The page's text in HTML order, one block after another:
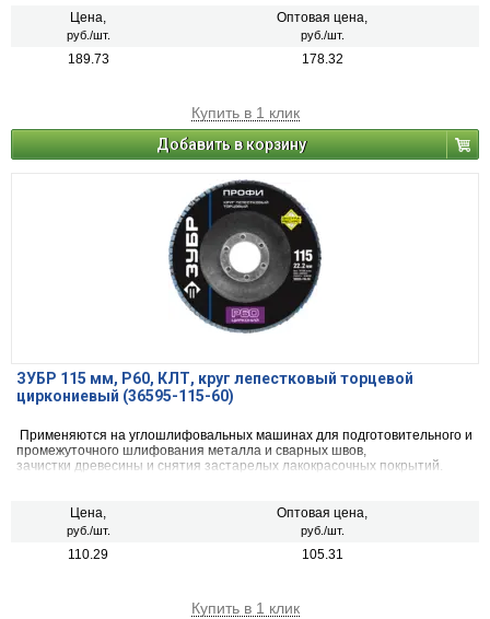
Цена,
руб./шт.
Оптовая цена,
руб./шт.
189.73 178.32
Купить в 1 клик
Добавить в корзину
ЗУБР 115 мм, P60, КЛТ, круг лепестковый торцевой
циркониевый (36595-115-60)
Применяются на углошлифовальных машинах для подготовительного и
промежуточного шлифования металла и сварных швов,
зачистки древесины и снятия застарелых лакокрасочных покрытий.
Цена,
руб./шт.
Оптовая цена,
руб./шт.
110.29 105.31
Купить в 1 клик